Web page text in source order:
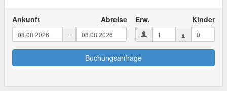
Ankunft Abreise
-
Erw. Kinder
Buchungsanfrage